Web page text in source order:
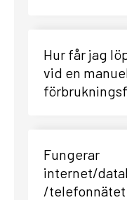
Hur får jag
vid en
Fungerar
internet/
/telefonnätet